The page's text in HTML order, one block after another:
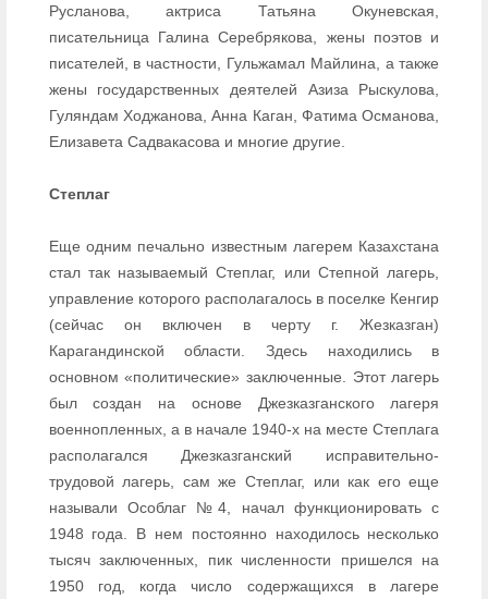
Русланова, актриса Татьяна Окуневская,
писательница Галина Серебрякова, жены поэтов и
писателей, в частности, Гульжамал Майлина, а также
жены государственных деятелей Азиза Рыскулова,
Гуляндам Ходжанова, Анна Каган, Фатима Османова,
Елизавета Садвакасова и многие другие.
Степлаг
Еще одним печально известным лагерем Казахстана
стал так называемый Степлаг, или Степной лагерь,
управление которого располагалось в поселке Кенгир
(сейчас он включен в черту г. Жезказган)
Карагандинской области. Здесь находились в
основном «политические» заключенные. Этот лагерь
был создан на основе Джезказганского лагеря
военнопленных, а в начале 1940-х на месте Степлага
располагался Джезказганский исправительно-
трудовой лагерь, сам же Степлаг, или как его еще
называли Особлаг №4, начал функционировать с
1948 года. В нем постоянно находилось несколько
тысяч заключенных, пик численности пришелся на
1950 год, когда число содержащихся в лагере